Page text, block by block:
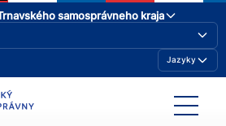
samosprávneho kraja
Jazyky